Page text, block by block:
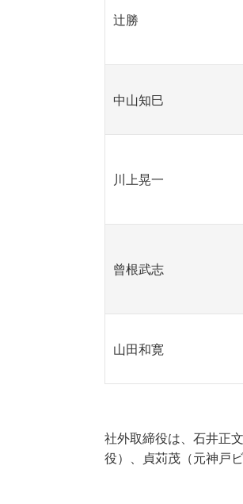
辻勝
中山知巳
川上晃一
曾根武志
山田和寛
社外取締役は、石井正
役）、貞苅茂（元神戸